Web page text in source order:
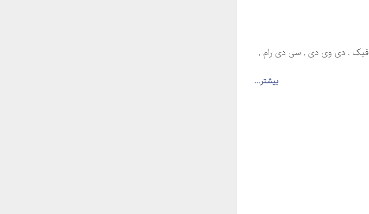
بیشتر...
, دی وی دی , سی دی رام ,
تهران و هم چنین شهرستانها